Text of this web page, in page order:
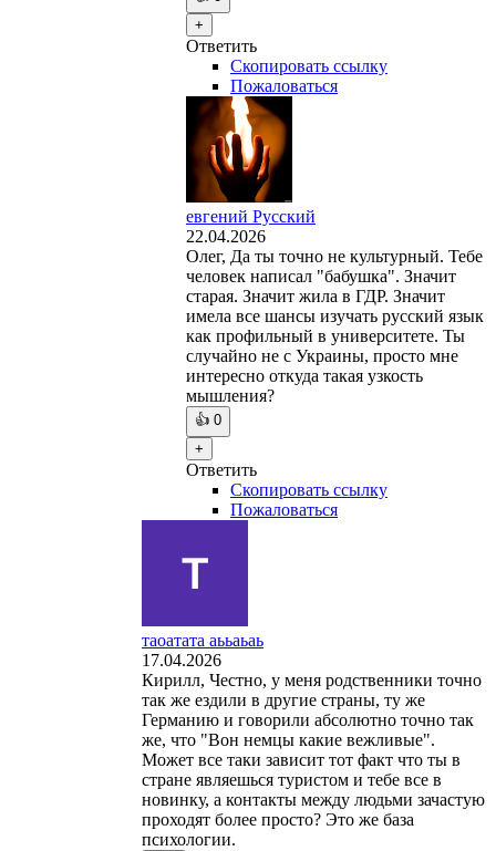
+
Ответить
Скопировать ссылку
Пожаловаться
евгений Русский
22.04.2026
Олег, Да ты точно не культурный. Тебе
человек написал "бабушка". Значит
старая. Значит жила в ГДР. Значит
имела все шансы изучать русский язык
как профильный в университете. Ты
случайно не с Украины, просто мне
интересно откуда такая узкость
мышления?
👍 0
+
Ответить
Скопировать ссылку
Пожаловаться
таоатата аььаьаь
17.04.2026
Кирилл, Честно, у меня родственники точно
так же ездили в другие страны, ту же
Германию и говорили абсолютно точно так
же, что "Вон немцы какие вежливые".
Может все таки зависит тот факт что ты в
стране являешься туристом и тебе все в
новинку, а контакты между людьми зачастую
проходят более просто? Это же база
психологии.